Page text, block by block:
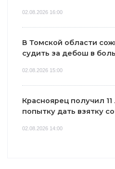
02.08.2026 16:00
В Томской области
судить за дебош в
02.08.2026 15:00
Красноярец получил
попытку дать взятку
02.08.2026 14:00